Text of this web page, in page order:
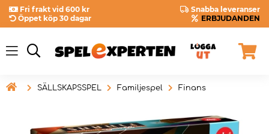
Fri frakt vid 600 kr
Snabba leveranser
Öppet köp 30 dagar
ERBJUDANDEN
 SÄLLSKAPSSPEL Familjespel Finans